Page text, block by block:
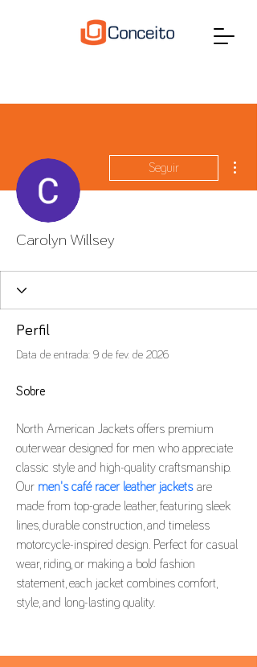
Seguir
Carolyn Willsey
Perfil
Data de entrada: 9 de fev. de 2026
Sobre
North American Jackets offers premium
outerwear designed for men who appreciate
classic style and high-quality craftsmanship.
Our men's café racer leather jackets are
made from top-grade leather, featuring sleek
lines, durable construction, and timeless
motorcycle-inspired design. Perfect for casual
wear, riding, or making a bold fashion
statement, each jacket combines comfort,
style, and long-lasting quality.